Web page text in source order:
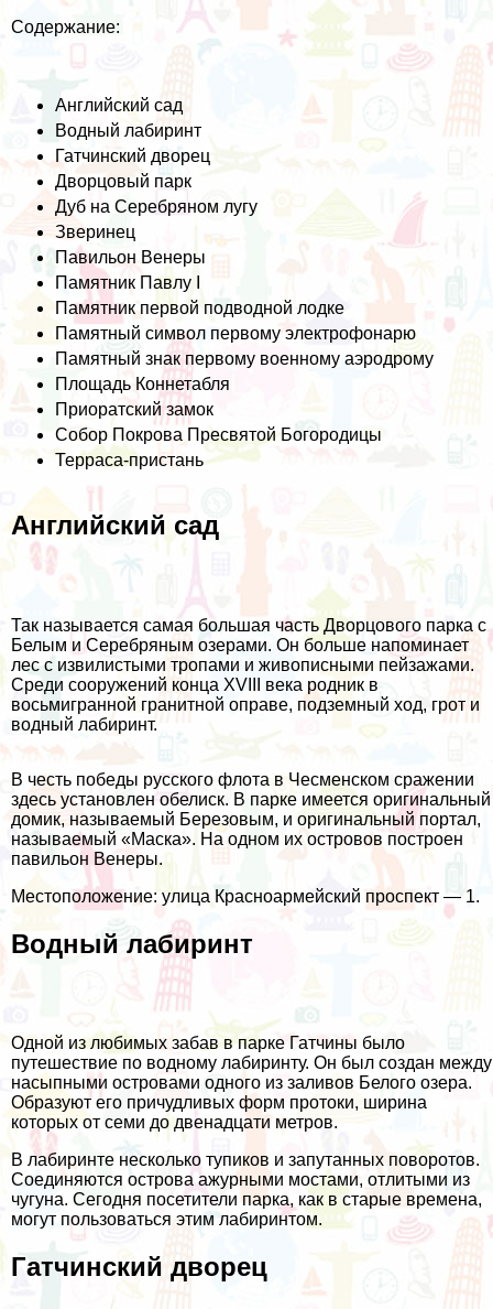
Содержание:
Английский сад
Водный лабиринт
Гатчинский дворец
Дворцовый парк
Дуб на Серебряном лугу
Зверинец
Павильон Венеры
Памятник Павлу I
Памятник первой подводной лодке
Памятный символ первому электрофонарю
Памятный знак первому военному аэродрому
Площадь Коннетабля
Приоратский замок
Собор Покрова Пресвятой Богородицы
Терраса-пристань
Английский сад
Так называется самая большая часть Дворцового парка с
Белым и Серебряным озерами. Он больше напоминает
лес с извилистыми тропами и живописными пейзажами.
Среди сооружений конца XVIII века родник в
восьмигранной гранитной оправе, подземный ход, грот и
водный лабиринт.
В честь победы русского флота в Чесменском сражении
здесь установлен обелиск. В парке имеется оригинальный
домик, называемый Березовым, и оригинальный портал,
называемый «Маска». На одном их островов построен
павильон Венеры.
Местоположение: улица Красноармейский проспект — 1.
Водный лабиринт
Одной из любимых забав в парке Гатчины было
путешествие по водному лабиринту. Он был создан между
насыпными островами одного из заливов Белого озера.
Образуют его причудливых форм протоки, ширина
которых от семи до двенадцати метров.
В лабиринте несколько тупиков и запутанных поворотов.
Соединяются острова ажурными мостами, отлитыми из
чугуна. Сегодня посетители парка, как в старые времена,
могут пользоваться этим лабиринтом.
Гатчинский дворец